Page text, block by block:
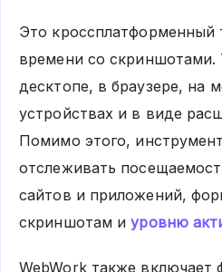
Это кроссплатформенный
времени со скриншотами.
десктопе, в браузере, на
устройствах и в виде
Помимо этого,
отслеживать
сайтов и приложений,
скриншотам иуровню
WebWork также включает